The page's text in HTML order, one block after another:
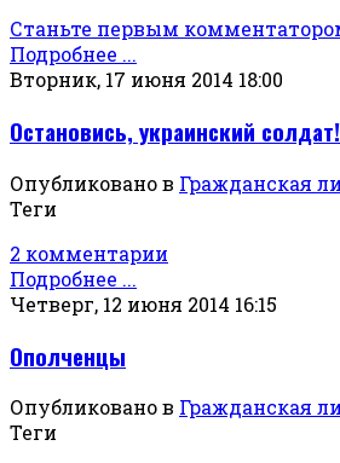
Станьте первым
Подробнее ...
Вторник, 17 июня 2014 18:00
Остановись, украинский солдат!
Опубликовано в Гражданская
Теги
2 комментарии
Подробнее ...
Четверг, 12 июня 2014 16:15
Ополченцы
Опубликовано в Гражданская
Теги